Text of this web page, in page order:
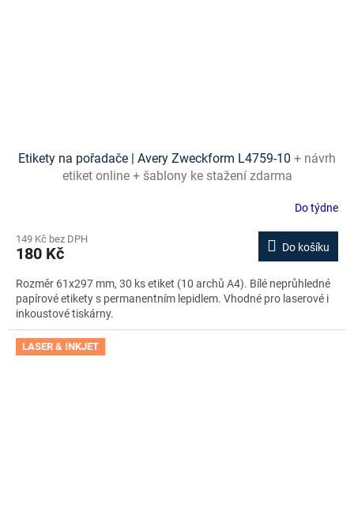
Etikety na pořadače | Avery Zweckform L4759-10 + návrh
etiket online + šablony ke stažení zdarma
Do týdne
149 Kč bez DPH
180 Kč Do košíku
Rozměr 61x297 mm, 30 ks etiket (10 archů A4). Bílé neprůhledné
papírové etikety s permanentním lepidlem. Vhodné pro laserové i
inkoustové tiskárny.
LASER & INKJET